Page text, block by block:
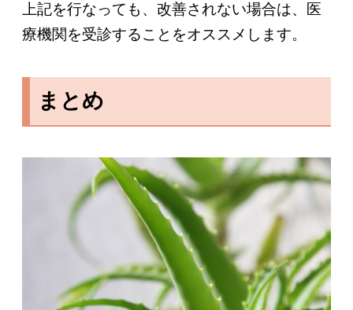
上記を行なっても、改善されない場合は、医
療機関を受診することをオススメします。
まとめ